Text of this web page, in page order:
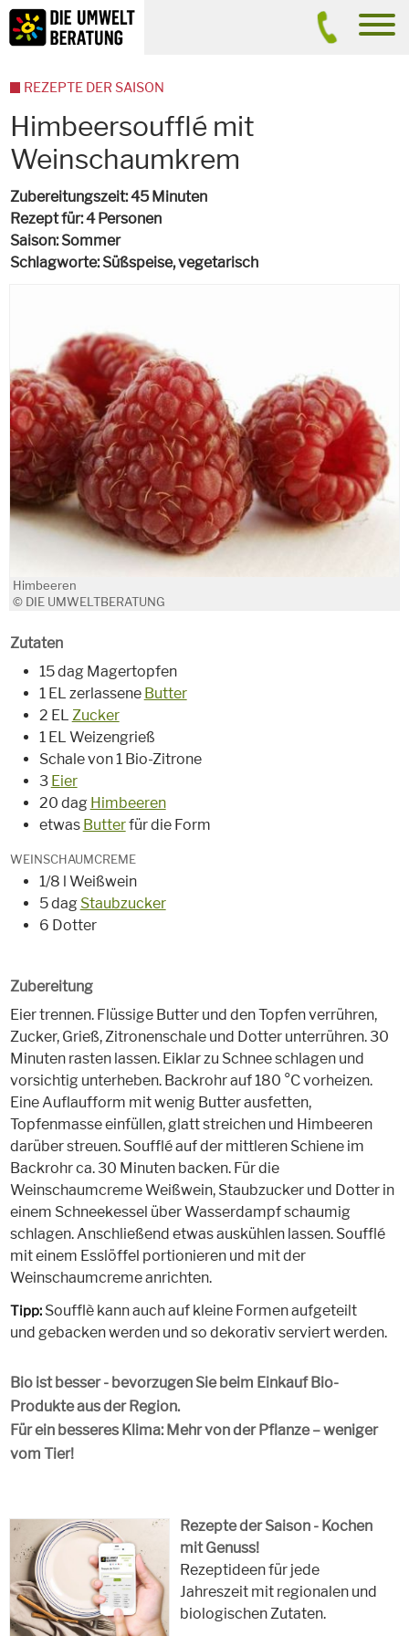
Inhalt
Suche
Himbeersoufflé mit
Weinschaumkrem
Zubereitungszeit 45 Minuten
Rezept für 4 Personen
Saison Sommer
Schlagworte Süßspeise,vegetarisch
Himbeeren
© DIE UMWELTBERATUNG
Zutaten
15 dag Magertopfen
1 EL zerlassene Butter
2 EL Zucker
1 EL Weizengrieß
Schale von 1 Bio-Zitrone
3 Eier
20 dag Himbeeren
etwas Butterfür die Form
WEINSCHAUMCREME
1/8 l Weißwein
5 dag Staubzucker
6 Dotter
Zubereitung
Eier trennen. Flüssige Butter und den Topfen verrühren,
Zucker, Grieß, Zitronenschale und Dotter unterrühren. 30
Minuten rasten lassen. Eiklar zu Schnee schlagen und
vorsichtig unterheben. Backrohr auf 180 °C vorheizen.
Eine Auflaufform mit wenig Butter ausfetten,
Topfenmasse einfüllen, glatt streichen und Himbeeren
darüber streuen. Soufflé auf der mittleren Schiene im
Backrohr ca. 30 Minuten backen. Für die
Weinschaumcreme Weißwein, Staubzucker und Dotter in
einem Schneekessel über Wasserdampf schaumig
schlagen. Anschließend etwas auskühlen lassen. Soufflé
mit einem Esslöffel portionieren und mit der
Weinschaumcreme anrichten.
Tipp:Soufflè kann auch auf kleine Formen aufgeteilt
und gebacken werden und so dekorativ serviert werden.
Bio ist besser - bevorzugen Sie beim Einkauf Bio-
Produkte aus der Region.
Für ein besseres Klima: Mehr von der Pflanze – weniger
vom Tier!
Rezepte der Saison - Kochen
mit Genuss!
Rezeptideen für jede
Jahreszeit mit regionalen und
biologischen Zutaten.
REZEPTE DER SAISON